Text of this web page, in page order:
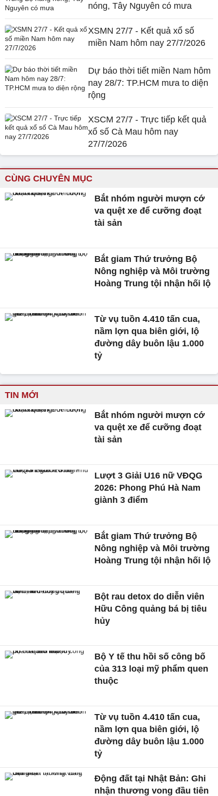
nóng, Tây Nguyên có mưa
XSMN 27/7 - Kết quả xổ số
miền Nam hôm nay 27/7/2026
Dự báo thời tiết miền Nam hôm
nay 28/7: TP.HCM mưa to diện
rộng
XSCM 27/7 - Trực tiếp kết quả
xổ số Cà Mau hôm nay
27/7/2026
CÙNG CHUYÊN MỤC
Bắt nhóm người mượn cớ
va quệt xe để cưỡng đoạt
tài sản
Bắt giam Thứ trưởng Bộ
Nông nghiệp và Môi trường
Hoàng Trung tội nhận hối lộ
Từ vụ tuồn 4.410 tấn cua,
nầm lợn qua biên giới, lộ
đường dây buôn lậu 1.000
tỷ
TIN MỚI
Bắt nhóm người mượn cớ
va quệt xe để cưỡng đoạt
tài sản
Lượt 3 Giải U16 nữ VĐQG
2026: Phong Phú Hà Nam
giành 3 điểm
Bắt giam Thứ trưởng Bộ
Nông nghiệp và Môi trường
Hoàng Trung tội nhận hối lộ
Bột rau detox do diễn viên
Hữu Công quảng bá bị tiêu
hủy
Bộ Y tế thu hồi số công bố
của 313 loại mỹ phẩm quen
thuộc
Từ vụ tuồn 4.410 tấn cua,
nầm lợn qua biên giới, lộ
đường dây buôn lậu 1.000
tỷ
Động đất tại Nhật Bản: Ghi
nhận thương vong đầu tiên